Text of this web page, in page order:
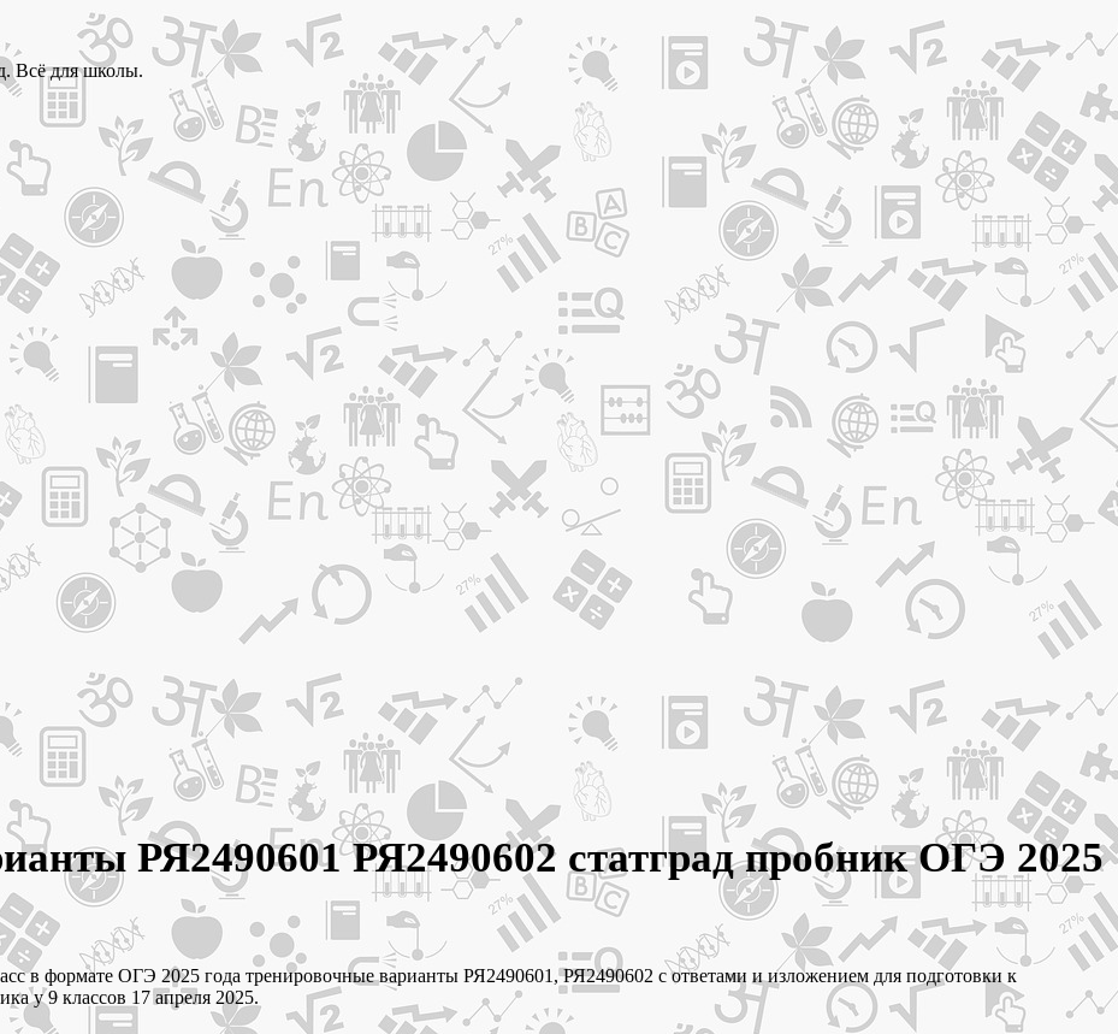
Всё для школы.
РЯ2490601 РЯ2490602 статград пробник ОГЭ 2025
в формате ОГЭ 2025 года тренировочные варианты РЯ2490601, РЯ2490602 с ответами и изложением для подготовки к
у 9 классов 17 апреля 2025.